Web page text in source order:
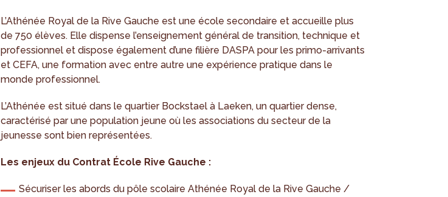
L’Athénée Royal de la Rive Gauche est une école secondaire et accueille plus
de 750 élèves. Elle dispense l’enseignement général de transition, technique et
professionnel et dispose également d’une filière DASPA pour les primo-arrivants
et CEFA, une formation avec entre autre une expérience pratique dans le
monde professionnel.
L’Athénée est situé dans le quartier Bockstael à Laeken, un quartier dense,
caractérisé par une population jeune où les associations du secteur de la
jeunesse sont bien représentées.
Les enjeux du Contrat École Rive Gauche :
Sécuriser les abords du pôle scolaire Athénée Royal de la Rive Gauche /